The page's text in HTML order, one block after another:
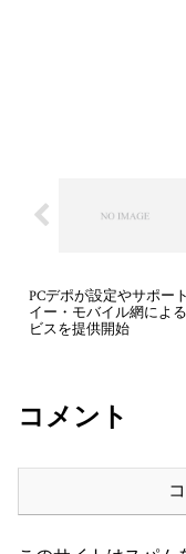
PCデポが設定やサポー
イー・モバイル網によ
ビスを提供開始
コメント